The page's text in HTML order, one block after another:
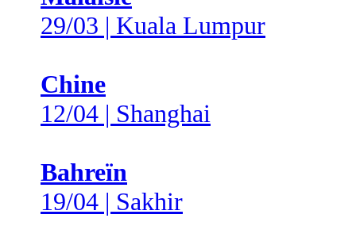
29/03 | Kuala Lumpur
Chine
12/04 | Shanghai
Bahreïn
19/04 | Sakhir